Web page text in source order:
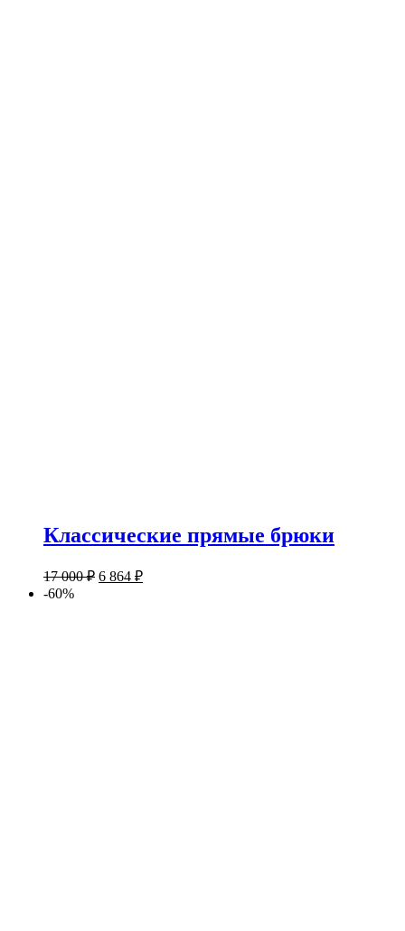
Классические прямые брюки
17 000₽ 6 864 ₽
-60%